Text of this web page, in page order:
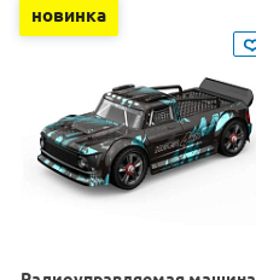
новинка